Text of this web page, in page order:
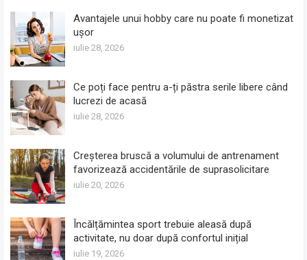
Avantajele unui hobby care nu poate fi monetizat
ușor
iulie 28, 2026
Ce poți face pentru a-ți păstra serile libere când
lucrezi de acasă
iulie 28, 2026
Creșterea bruscă a volumului de antrenament
favorizează accidentările de suprasolicitare
iulie 20, 2026
Încălțămintea sport trebuie aleasă după
activitate, nu doar după confortul inițial
iulie 19, 2026